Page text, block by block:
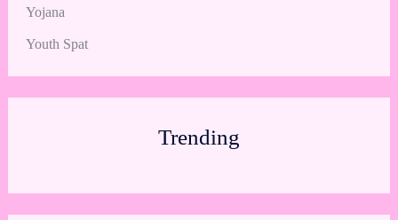
Yojana
Youth Spat
Trending